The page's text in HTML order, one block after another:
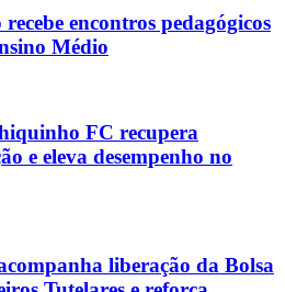
encontros pedagógicos
Médio
FC recupera
e eleva desempenho no
liberação da Bolsa